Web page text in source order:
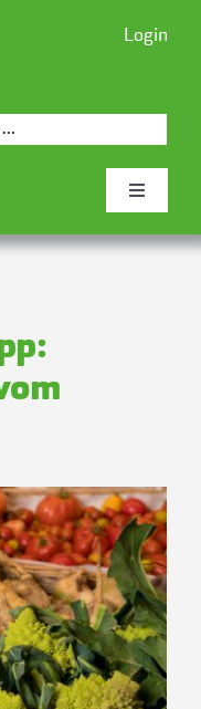
Login
Toggle